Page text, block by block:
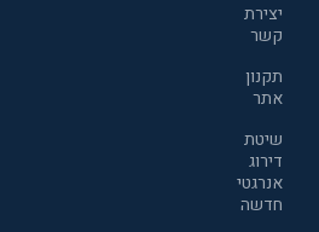
יצירת
קשר
תקנון
אתר
שיטת
דירוג
אנרגטי
חדשה